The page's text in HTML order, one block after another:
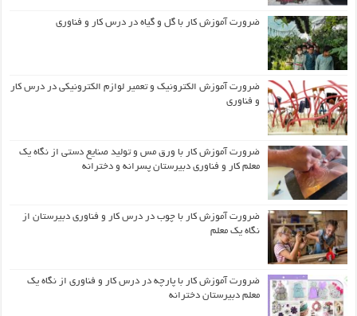
ضرورت آموزش کار با گل و گیاه در درس کار و فناوری
ضرورت آموزش الکترونیک و تعمیر لوازم الکترونیکی در درس کار
و فناوری
ضرورت آموزش کار با ورق مس و تولید صنایع دستی از نگاه یک
معلم کار و فناوری دبیرستان پسرانه و دخترانه
ضرورت آموزش کار با چوب در درس کار و فناوری دبیرستان از
نگاه یک معلم
ضرورت آموزش کار با پارچه در درس کار و فناوری از نگاه یک
معلم دبیرستان دخترانه